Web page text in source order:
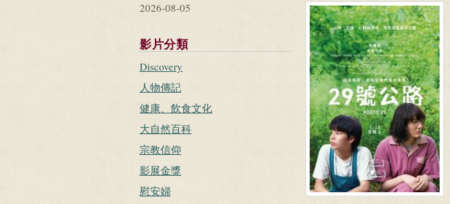
2026-08-05
影片分類
Discovery
人物傳記
健康、飲食文化
大自然百科
宗教信仰
影展金獎
慰安婦